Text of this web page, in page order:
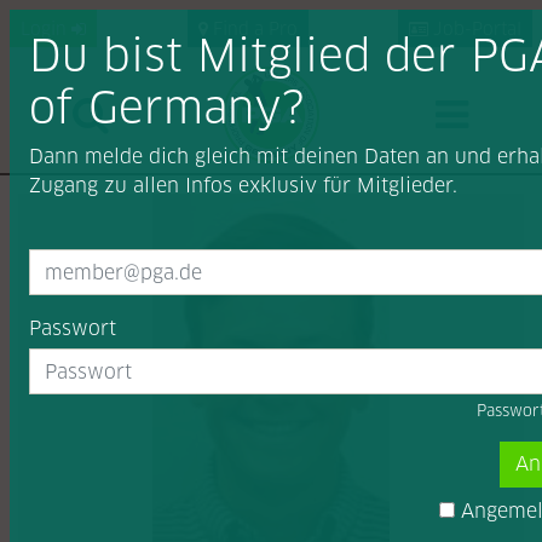
Du bist Mitglied der
of Germany?
Dann melde dich gleich mit deinen Daten an und
Zugang zu allen Infos exklusiv für Mitglieder.
Passwort